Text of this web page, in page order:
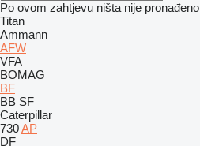
Po ovom zahtjevu ništa nije pronađeno
Titan
Ammann
AFW
VFA
BOMAG
BF
BB SF
Caterpillar
730AP
DF